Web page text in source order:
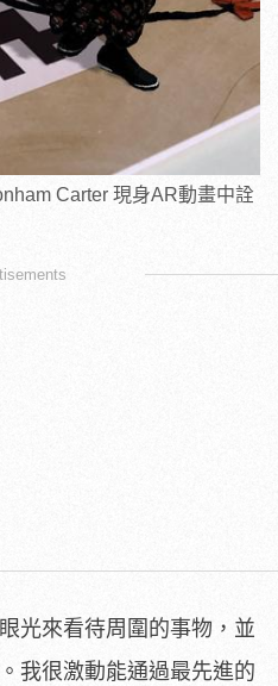
Carter 現身AR動畫中詮
光來看待周圍的事物，並
我很激動能通過最先進的